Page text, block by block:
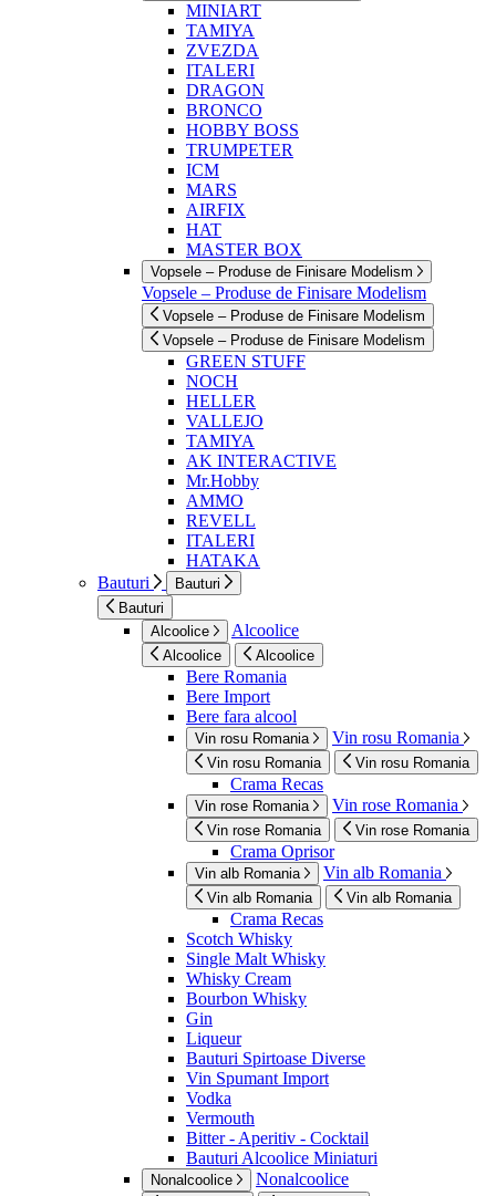
MINIART
TAMIYA
ZVEZDA
ITALERI
DRAGON
BRONCO
HOBBY BOSS
TRUMPETER
ICM
MARS
AIRFIX
HAT
MASTER BOX
Vopsele – Produse de Finisare Modelism
Vopsele – Produse de Finisare Modelism
Vopsele – Produse de Finisare Modelism
Vopsele – Produse de Finisare Modelism
GREEN STUFF
NOCH
HELLER
VALLEJO
TAMIYA
AK INTERACTIVE
Mr.Hobby
AMMO
REVELL
ITALERI
HATAKA
Bauturi
Bauturi
Bauturi
Alcoolice
Alcoolice
Alcoolice Alcoolice
Bere Romania
Bere Import
Bere fara alcool
Vin rosu Romania Vin rosu Romania
Vin rosu Romania Vin rosu Romania
Crama Recas
Vin rose Romania Vin rose Romania
Vin rose Romania Vin rose Romania
Crama Oprisor
Vin alb Romania Vin alb Romania
Vin alb Romania Vin alb Romania
Crama Recas
Scotch Whisky
Single Malt Whisky
Whisky Cream
Bourbon Whisky
Gin
Liqueur
Bauturi Spirtoase Diverse
Vin Spumant Import
Vodka
Vermouth
Bitter - Aperitiv - Cocktail
Bauturi Alcoolice Miniaturi
Nonalcoolice Nonalcoolice